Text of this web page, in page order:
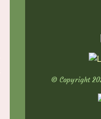
© Copyright